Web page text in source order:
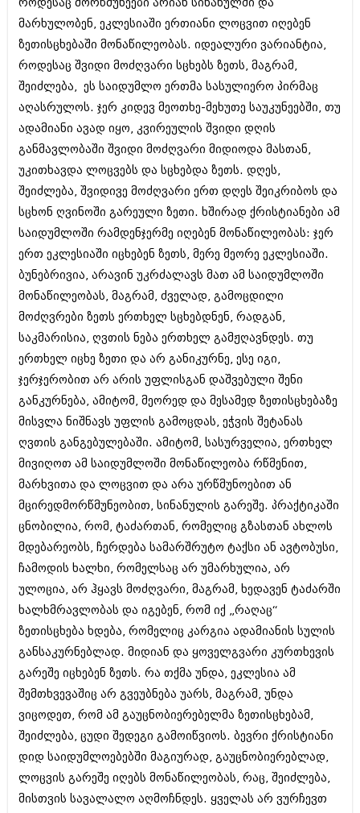
მარტი 2014 (413)
თებერვალი 2014 (318)
დეკემბერი 2013 (365)
ნოემბერი 2013 (279)
ოქტომბერი 2013 (256)
სექტემბერი 2013 (368)
აგვისტო 2013 (89)
ივლისი 2013 (182)
ივნისი 2013 (212)
მაისი 2013 (259)
მარტი 2013 (352)
თებერვალი 2013 (204)
იანვარი 2013 (334)
ნოემბერი 2012 (295)
ოქტომბერი 2012 (350)
სექტემბერი 2012 (264)
აგვისტო 2012 (268)
ივლისი 2012 (322)
ივნისი 2012 (282)
მაისი 2012 (240)
აპრილი 2012 (294)
თებერვალი 2012 (376)
იანვარი 2012 (322)
ნოემბერი 2011 (471)
სექტემბერი 2011 (407)
აგვისტო 2011 (249)
ივლისი 2011 (400)
ივნისი 2011 (438)
მაისი 2011 (415)
აპრილი 2011 (294)
მარტი 2011 (654)
თებერვალი 2011 (329)
(157)
დეკემბერი 2010 (881)
ნოემბერი 2010 (422)
ოქტომბერი 2010 (341)
სექტემბერი 2010 (449)
აგვისტო 2010 (461)
ივლისი 2010 (556)
ივნისი 2010 (685)
მაისი 2010 (232)
აპრილი 2010 (229)
მარტი 2010 (454)
თებერვალი 2010 (421)
როდესაც მორწმუნეები არიან სინანულში და
მარხულობენ, ეკლესიაში ერთიანი ლოცვით იღებენ
ზეთისცხებაში მონაწილეობას. იდეალური ვარიანტია,
როდესაც შვიდი მოძღვარი სცხებს ზეთს, მაგრამ,
შეიძლება, ეს საიდუმლო ერთმა სასულიერო პირმაც
აღასრულოს. ჯერ კიდევ მეოთხე-მეხუთე საუკუნეებში, თუ
ადამიანი ავად იყო, კვირეულის შვიდი დღის
განმავლობაში შვიდი მოძღვარი მიდიოდა მასთან,
უკითხავდა ლოცვებს და სცხებდა ზეთს. დღეს,
შეიძლება, შვიდივე მოძღვარი ერთ დღეს შეიკრიბოს და
სცხონ ღვინოში გარეული ზეთი. ხშირად ქრისტიანები ამ
საიდუმლოში რამდენჯერმე იღებენ მონაწილეობას: ჯერ
ერთ ეკლესიაში იცხებენ ზეთს, მერე მეორე ეკლესიაში.
ბუნებრივია, არავინ უკრძალავს მათ ამ საიდუმლოში
მონაწილეობას, მაგრამ, ძველად, გამოცდილი
მოძღვრები ზეთს ერთხელ სცხებდნენ, რადგან,
საკმარისია, ღვთის ნება ერთხელ გამჟღავნდეს. თუ
ერთხელ იცხე ზეთი და არ განიკურნე, ესე იგი,
ჯერჯერობით არ არის უფლისგან დაშვებული შენი
განკურნება, ამიტომ, მეორედ და მესამედ ზეთისცხებაზე
მისვლა ნიშნავს უფლის გამოცდას, ეჭვის შეტანას
ღვთის განგებულებაში. ამიტომ, სასურველია, ერთხელ
მივიღოთ ამ საიდუმლოში მონაწილეობა რწმენით,
მარხვითა და ლოცვით და არა ურწმუნოებით ან
მცირედმორწმუნეობით, სინანულის გარეშე. პრაქტიკაში
ცნობილია, რომ, ტაძართან, რომელიც გზასთან ახლოს
მდებარეობს, ჩერდება სამარშრუტო ტაქსი ან ავტობუსი,
ჩამოდის ხალხი, რომელსაც არ უმარხულია, არ
ულოცია, არ ჰყავს მოძღვარი, მაგრამ, ხედავენ ტაძარში
ხალხმრავლობას და იგებენ, რომ იქ „რაღაც“
ზეთისცხება ხდება, რომელიც კარგია ადამიანის სულის
განსაკურნებლად. მიდიან და ყოველგვარი კურთხევის
გარეშე იცხებენ ზეთს. რა თქმა უნდა, ეკლესია ამ
შემთხვევაშიც არ გვეუბნება უარს, მაგრამ, უნდა
ვიცოდეთ, რომ ამ გაუცნობიერებელმა ზეთისცხებამ,
შეიძლება, ცუდი შედეგი გამოიწვიოს. ბევრი ქრისტიანი
დიდ საიდუმლოებებში მაგიურად, გაუცნობიერებლად,
ლოცვის გარეშე იღებს მონაწილეობას, რაც, შეიძლება,
მისთვის სავალალო აღმოჩნდეს. ყველას არ ვურჩევთ